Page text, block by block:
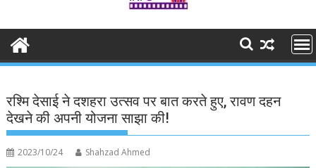
रश्मि देसाई ने दशहरा उत्सव पर बात करते हुए, रावण दहन
देखने की अपनी योजना साझा की!
2023/10/24 Shahzad Ahmed